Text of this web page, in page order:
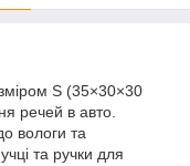
S (35×30×30
речей в авто.
вологи та
та ручки для